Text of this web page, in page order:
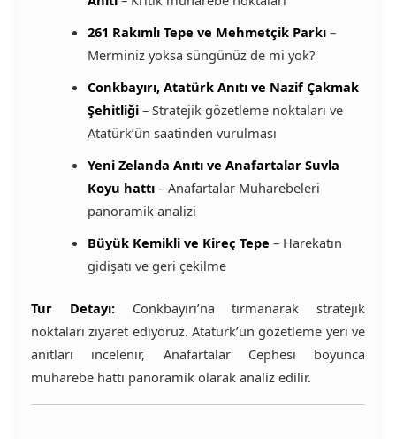
261 Rakımlı Tepe ve Mehmetçik Parkı–
Merminiz yoksa süngünüz de mi yok?
Conkbayırı, Atatürk Anıtı ve Nazif Çakmak
Şehitliği– Stratejik gözetleme noktaları ve
Atatürk’ün saatinden vurulması
Yeni Zelanda Anıtı ve Anafartalar Suvla
Koyu hattı– Anafartalar Muharebeleri
panoramik analizi
Büyük Kemikli ve Kireç Tepe – Harekatın
gidişatı ve geri çekilme
Tur Detayı:Conkbayırı’na tırmanarak stratejik
noktaları ziyaret ediyoruz. Atatürk’ün gözetleme yeri ve
anıtları incelenir, Anafartalar Cephesi boyunca
muharebe hattı panoramik olarak analiz edilir.